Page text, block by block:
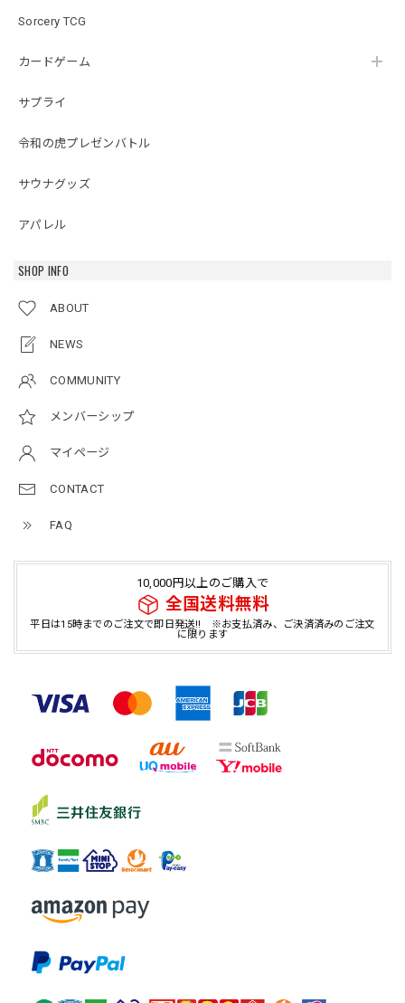
Sorcery TCG
カードゲーム
サプライ
令和の虎プレゼンバトル
サウナグッズ
アパレル
SHOP INFO
ABOUT
NEWS
COMMUNITY
メンバーシップ
マイページ
CONTACT
FAQ
10,000円以上のご購入で
全国送料無料
平日は15時までのご注文で即日発送!! ※お支払済み、ご決済済みのご注文
に限ります